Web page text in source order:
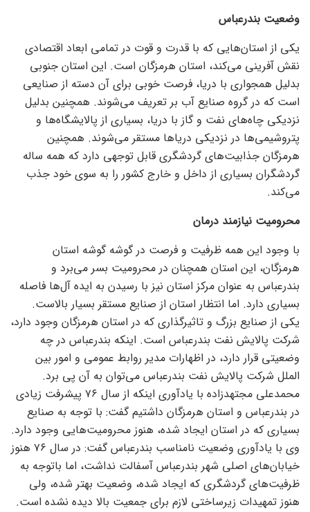
وضعیت بندرعباس
یکی از استان‌هایی که با قدرت و قوت در تمامی ابعاد اقتصادی
نقش آفرینی می‌کند، استان هرمزگان است. این استان جنوبی
بدلیل همجواری با دریا، فرصت خوبی برای آن دسته از صنایعی
است که در گروه صنایع آب بر تعریف می‌شوند. همچنین بدلیل
نزدیکی چاه‌های نفت و گاز با دریا، بسیاری از پالایشگاه‌ها و
پتروشیمی‌ها در نزدیکی دریا‌ها مستقر می‌شوند. همچنین
هرمزگان جذابیت‌های گردشگری قابل توجهی دارد که همه ساله
گردشگران بسیاری از داخل و خارج کشور را به سوی خود جذب
می‌کند.
محرومیت نیازمند درمان
با وجود این همه ظرفیت و فرصت در گوشه گوشه استان
هرمزگان، این استان همچنان در محرومیت بسر می‌برد و
بندرعباس به عنوان مرکز استان نیز با رسیدن به ایده آل‌ها فاصله
بسیاری دارد. اما انتظار استان از صنایع مستقر بسیار بالاست.
یکی از صنایع بزرگ و تاثیرگذاری که در استان هرمزگان وجود دارد،
شرکت پالایش نفت بندرعباس است. اینکه بندرعباس در چه
وضعیتی قرار دارد، در اظهارات مدیر روابط عمومی و امور بین
الملل شرکت پالایش نفت بندرعباس می‌توان به آن پی برد.
محمدعلی مجتهدزاده با یادآوری اینکه از سال ۷۶ پیشرفت زیادی
در بندرعباس و استان هرمزگان داشتیم گفت: با توجه به صنایع
بسیاری که در استان ایجاد شده، هنوز محرومیت‌هایی وجود دارد.
وی با یادآوری وضعیت نامناسب بندرعباس گفت: در سال ۷۶ هنوز
خیابان‌های اصلی شهر بندرعباس آسفالت نداشت، اما باتوجه به
ظرفیت‌های گردشگری که ایجاد شده، وضعیت بهتر شده، ولی
هنوز تمهیدات زیرساختی لازم برای جمعیت بالا دیده نشده است.